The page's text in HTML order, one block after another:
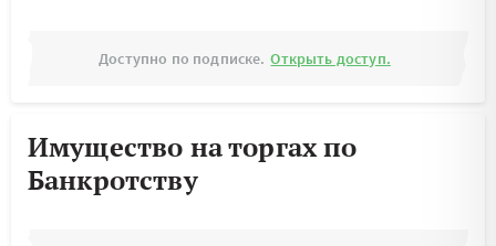
Доступно по подписке. Открыть доступ.
Имущество на торгах по
Банкротству